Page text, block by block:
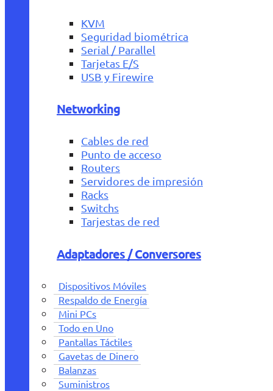
KVM
Seguridad biométrica
Serial / Parallel
Tarjetas E/S
USB y Firewire
Networking
Cables de red
Punto de acceso
Routers
Servidores de impresión
Racks
Switchs
Tarjestas de red
Adaptadores / Conversores
Dispositivos Móviles
Respaldo de Energía
Mini PCs
Todo en Uno
Pantallas Táctiles
Gavetas de Dinero
Balanzas
Suministros